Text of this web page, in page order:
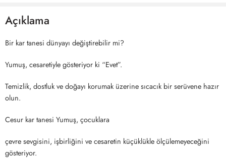
Açıklama
Bir kar tanesi dünyayı değiştirebilir mi?
Yumuş, cesaretiyle gösteriyor ki “Evet”.
Temizlik, dostluk ve doğayı korumak üzerine sıcacık bir serüvene hazır
olun.
Cesur kar tanesi Yumuş, çocuklara
çevre sevgisini, işbirliğini ve cesaretin küçüklükle ölçülemeyeceğini
gösteriyor.